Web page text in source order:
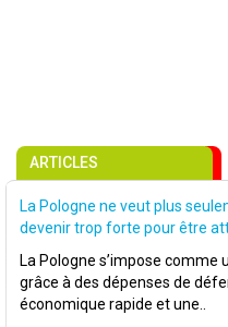
ARTICLES
La Pologne ne veut plus
devenir trop forte pour être
La Pologne s’impose
grâce à des dépenses de
économique rapide et une..